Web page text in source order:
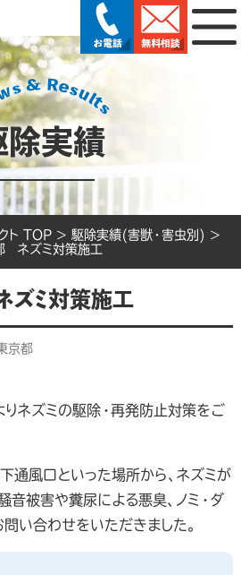
除実績
ト TOP > 駆除実績(害獣・害虫別) >
ネズミ対策施工
ミ対策施工
京都
ネズミの駆除・再発防止対策をご
通風口といった場所から、ネズミが
音被害や糞尿による悪臭、ノミ・ダ
い合わせをいただきました。